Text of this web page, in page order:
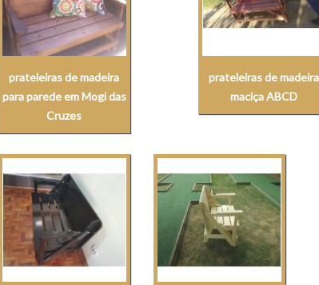
prateleiras de madeira
para parede em Mogi das
Cruzes
prateleiras de madeira
maciça ABCD